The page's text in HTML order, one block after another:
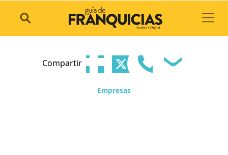
Compartir
Empresas